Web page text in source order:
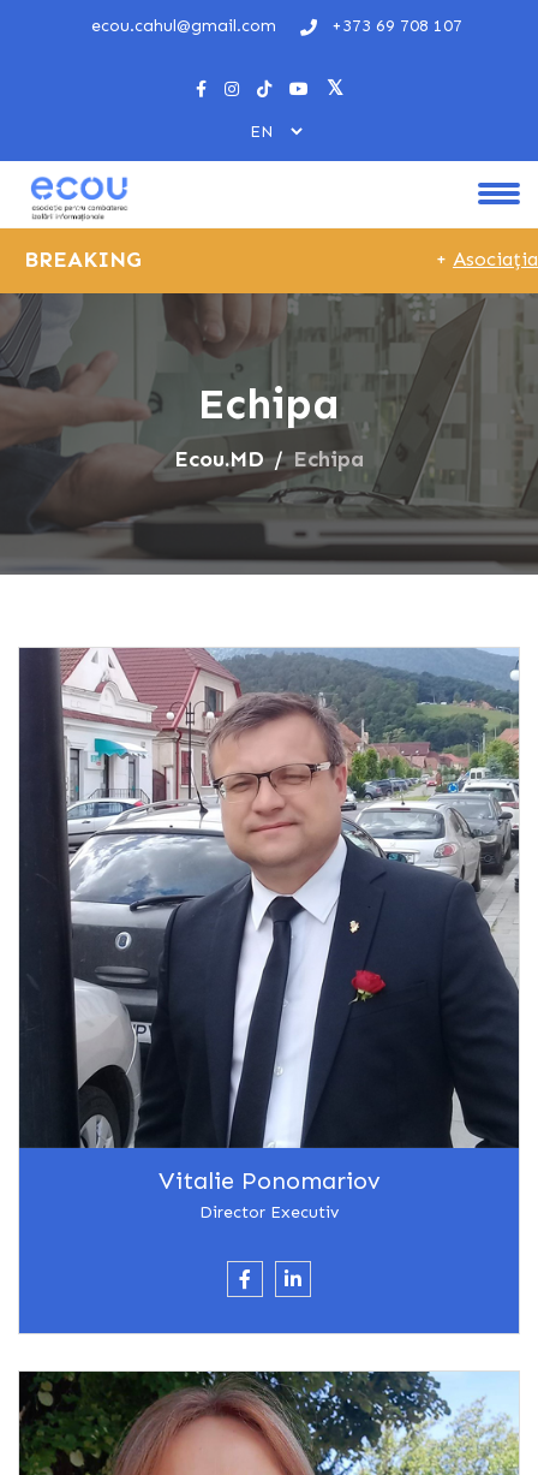
ecou.cahul@gmail.com +373 69 708 107
BREAKING Asociația
Echipa
Ecou.MD Echipa
Vitalie Ponomariov
Director Executiv